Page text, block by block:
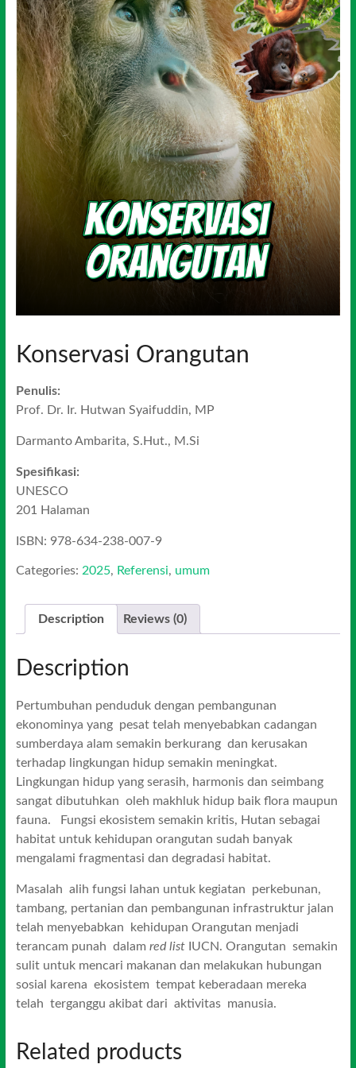
Konservasi Orangutan
Penulis:
Prof. Dr. Ir. Hutwan Syaifuddin, MP
Darmanto Ambarita, S.Hut., M.Si
Spesifikasi:
UNESCO
201 Halaman
ISBN: 978-634-238-007-9
Categories: 2025, Referensi, umum
Description Reviews (0)
Description
Pertumbuhan penduduk dengan pembangunan
ekonominya yang pesat telah menyebabkan cadangan
sumberdaya alam semakin berkurang dan kerusakan
terhadap lingkungan hidup semakin meningkat.
Lingkungan hidup yang serasih, harmonis dan seimbang
sangat dibutuhkan oleh makhluk hidup baik flora maupun
fauna. Fungsi ekosistem semakin kritis, Hutan sebagai
habitat untuk kehidupan orangutan sudah banyak
mengalami fragmentasi dan degradasi habitat.
Masalah alih fungsi lahan untuk kegiatan perkebunan,
tambang, pertanian dan pembangunan infrastruktur jalan
telah menyebabkan kehidupan Orangutan menjadi
terancam punah dalam red list IUCN. Orangutan semakin
sulit untuk mencari makanan dan melakukan hubungan
sosial karena ekosistem tempat keberadaan mereka
telah terganggu akibat dari aktivitas manusia.
Related products